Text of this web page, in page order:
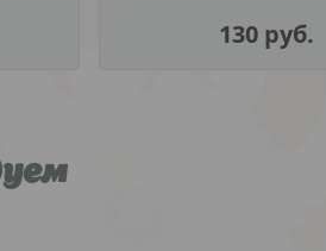
130 руб.